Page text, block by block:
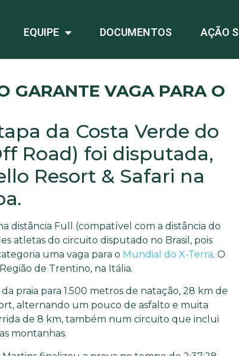
EQUIPE DOCUMENTOS AÇÃO
GARANTE VAGA PARA O
da Costa Verde do
Road) foi disputada,
Resort & Safari na
distância Full (compatível com a distância do
atletas do circuito disputado no Brasil, pois
uma vaga para o Mundial do X-Terra. O
de Trentino, na Itália.
praia para 1.500 metros de natação, 28 km de
alternando um pouco de asfalto e muita
de 8 km, também num circuito que inclui
montanhas.